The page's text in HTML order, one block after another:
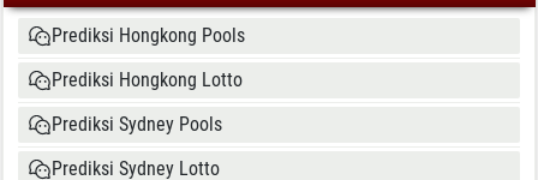
Prediksi Hongkong Pools
Prediksi Hongkong Lotto
Prediksi Sydney Pools
Prediksi Sydney Lotto